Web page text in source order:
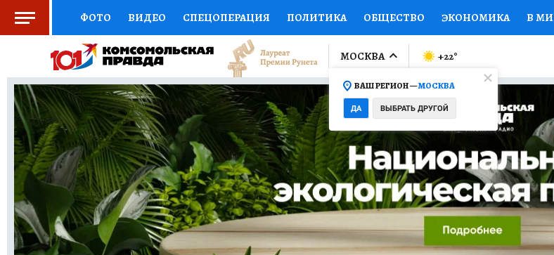
ФОТО ВИДЕО СПЕЦОПЕРАЦИЯ ПОЛИТИКА ОБЩЕСТВО ЭКОНОМИКА В
СОЦПОДДЕРЖКА НАУКА СПОРТ КОЛУМНИСТЫ ПРОИСШЕСТВИЯ
ВЫБОР ЭКСПЕРТОВ ДОКТОР ФИНАНСЫ ОТКРЫВАЕМ МИР Я ЗНАЮ СЕМЬЯ
КНИЖНАЯ ПОЛКА ПРОГНОЗЫ НА СПОРТ ПРОМОКОДЫ СЕРИАЛЫ
ПРЕСС-ЦЕНТР НЕДВИЖИМОСТЬ ТЕЛЕВИЗОР КОЛЛЕКЦИИ КОНКУРСЫ
РАДИО КП РЕКЛАМА ТЕСТЫ НОВОЕ НА САЙТЕ
МОСКВА
ВАШ РЕГИОН —МОСКВА
ДА ВЫБРАТЬ ДРУГОЙ
+22°